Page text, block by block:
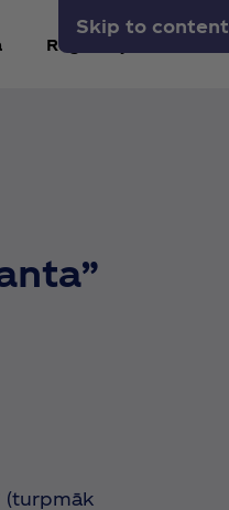
Skip to content
Reģistrējieties
(turpmāk